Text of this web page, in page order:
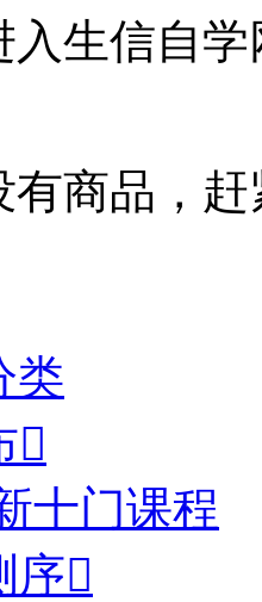
入生信自学
有商品，
类

十门课程
序